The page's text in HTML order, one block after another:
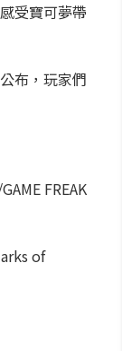
受寶可夢帶
布，玩家們
FREAK
of